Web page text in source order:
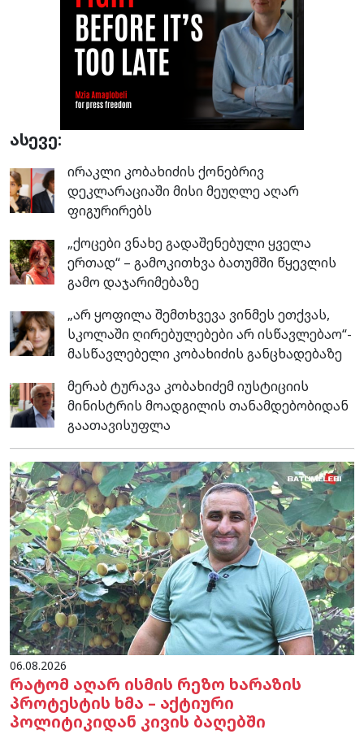
ასევე:
ირაკლი კობახიძის ქონებრივ
დეკლარაციაში მისი მეუღლე აღარ
ფიგურირებს
„ქოცები ვნახე გადაშენებული ყველა
ერთად“ – გამოკითხვა ბათუმში წყევლის
გამო დაჯარიმებაზე
„არ ყოფილა შემთხვევა ვინმეს ეთქვას,
სკოლაში ღირებულებები არ ისწავლებაო“-
მასწავლებელი კობახიძის განცხადებაზე
მერაბ ტურავა კობახიძემ იუსტიციის
მინისტრის მოადგილის თანამდებობიდან
გაათავისუფლა
06.08.2026
რატომ აღარ ისმის რეზო ხარაზის
პროტესტის ხმა – აქტიური
პოლიტიკიდან კივის ბაღებში